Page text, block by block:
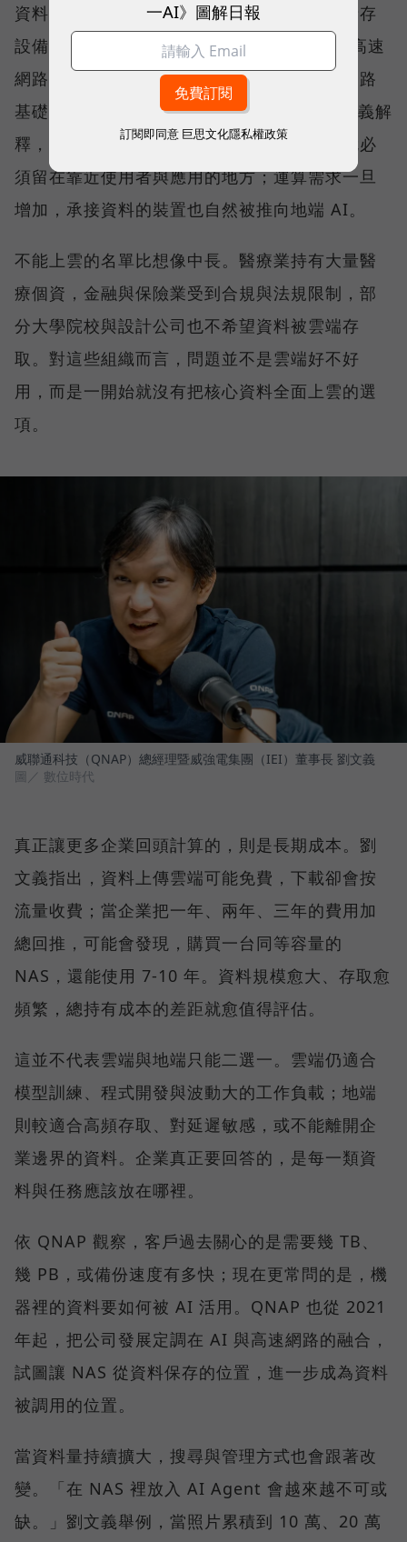
資料安全的守護者，長期發展的是地端網路儲存
設備（NAS），並擴展至 25GbE、100GbE 高速
網路交換器產品線，提供完整的儲存與高速網路
基礎架構。威聯通科技（QNAP）總經理劉文義解
釋，當資料因合規要求或敏感度不能上雲，就必
須留在靠近使用者與應用的地方；運算需求一旦
增加，承接資料的裝置也自然被推向地端 AI。
不能上雲的名單比想像中長。醫療業持有大量醫
療個資，金融與保險業受到合規與法規限制，部
分大學院校與設計公司也不希望資料被雲端存
取。對這些組織而言，問題並不是雲端好不好
用，而是一開始就沒有把核心資料全面上雲的選
項。
威聯通科技（QNAP）總經理暨威強電集團（IEI）董事長 劉文義
圖／ 數位時代
真正讓更多企業回頭計算的，則是長期成本。劉
文義指出，資料上傳雲端可能免費，下載卻會按
流量收費；當企業把一年、兩年、三年的費用加
總回推，可能會發現，購買一台同等容量的
NAS，還能使用 7-10 年。資料規模愈大、存取愈
頻繁，總持有成本的差距就愈值得評估。
這並不代表雲端與地端只能二選一。雲端仍適合
模型訓練、程式開發與波動大的工作負載；地端
則較適合高頻存取、對延遲敏感，或不能離開企
業邊界的資料。企業真正要回答的，是每一類資
料與任務應該放在哪裡。
依 QNAP 觀察，客戶過去關心的是需要幾 TB、
幾 PB，或備份速度有多快；現在更常問的是，機
器裡的資料要如何被 AI 活用。QNAP 也從 2021
年起，把公司發展定調在 AI 與高速網路的融合，
試圖讓 NAS 從資料保存的位置，進一步成為資料
被調用的位置。
當資料量持續擴大，搜尋與管理方式也會跟著改
變。「在 NAS 裡放入 AI Agent 會越來越不可或
缺。」劉文義舉例，當照片累積到 10 萬、20 萬
一AI》圖解日報
訂閱即同意 巨思文化隱私權政策